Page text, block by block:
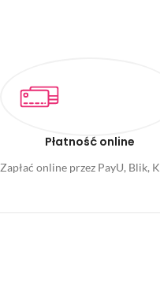
Płatność online
Zapłać online przez PayU, Blik,